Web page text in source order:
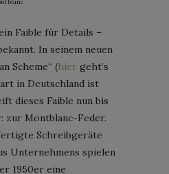
Faible für Details –
In seinem neuen
Scheme“ (hier geht’s
in Deutschland ist
dieses Faible nun bis
zur Montblanc-Feder.
Schreibgeräte
Unternehmens spielen
1950er eine